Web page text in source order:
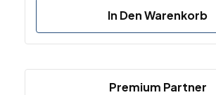
In Den Warenkorb
Premium Partner